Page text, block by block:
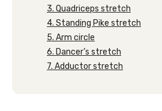
3. Quadriceps stretch
4. Standing Pike stretch
5. Arm circle
6. Dancer’s stretch
7. Adductor stretch